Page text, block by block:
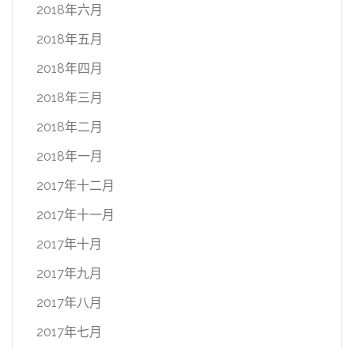
2018年六月
2018年五月
2018年四月
2018年三月
2018年二月
2018年一月
2017年十二月
2017年十一月
2017年十月
2017年九月
2017年八月
2017年七月